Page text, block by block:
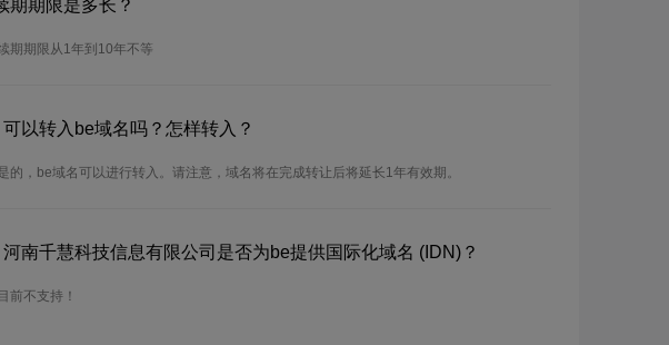
期期限是多长？
期期限从1年到10年不等
可以转入be域名吗？怎样转入？
的，be域名可以进行转入。请注意，域名将在完成转让后将延长1年有效期。
河南千慧科技信息有限公司是否为be提供国际化域名 (IDN)？
目前不支持！